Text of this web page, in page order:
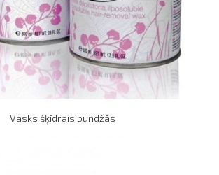
Vasks šķīdrais bundžās